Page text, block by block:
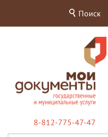
Поиск
8-812-775-47-47